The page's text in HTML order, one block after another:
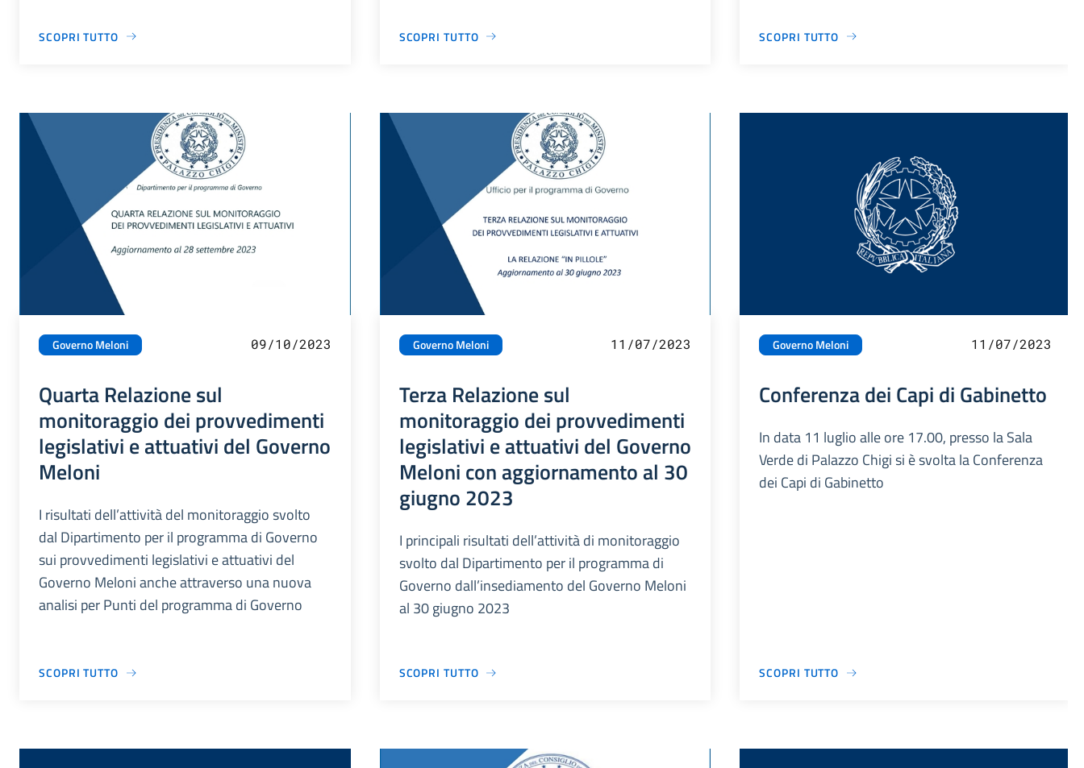
SCOPRI TUTTO SCOPRI TUTTO SCOPRI TUTTO
Governo Meloni 09/10/2023
Quarta Relazione sul
monitoraggio dei provvedimenti
legislativi e attuativi del Governo
Meloni
I risultati dell’attività del monitoraggio svolto
dal Dipartimento per il programma di Governo
sui provvedimenti legislativi e attuativi del
Governo Meloni anche attraverso una nuova
analisi per Punti del programma di Governo
SCOPRI TUTTO
Governo Meloni 11/07/2023
Terza Relazione sul
monitoraggio dei provvedimenti
legislativi e attuativi del Governo
Meloni con aggiornamento al 30
giugno 2023
I principali risultati dell’attività di monitoraggio
svolto dal Dipartimento per il programma di
Governo dall’insediamento del Governo Meloni
al 30 giugno 2023
SCOPRI TUTTO
Governo Meloni 11/07/2023
Conferenza dei Capi di Gabinetto
In data 11 luglio alle ore 17.00, presso la Sala
Verde di Palazzo Chigi si è svolta la Conferenza
dei Capi di Gabinetto
SCOPRI TUTTO